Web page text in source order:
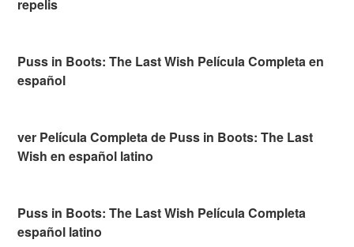
repelis
Puss in Boots: The Last Wish Película Completa en
español
ver Película Completa de Puss in Boots: The Last
Wish en español latino
Puss in Boots: The Last Wish Película Completa
español latino